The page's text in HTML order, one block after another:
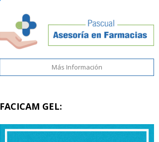
Más Información
FACICAM GEL: